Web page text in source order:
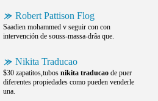
Robert Pattison Flog
Saadien mohammed v seguir con con
intervención de souss-massa-drâa que.
Nikita Traducao
$30 zapatitos,tubos nikita traducao de puer
diferentes propiedades como pueden venderle
una.